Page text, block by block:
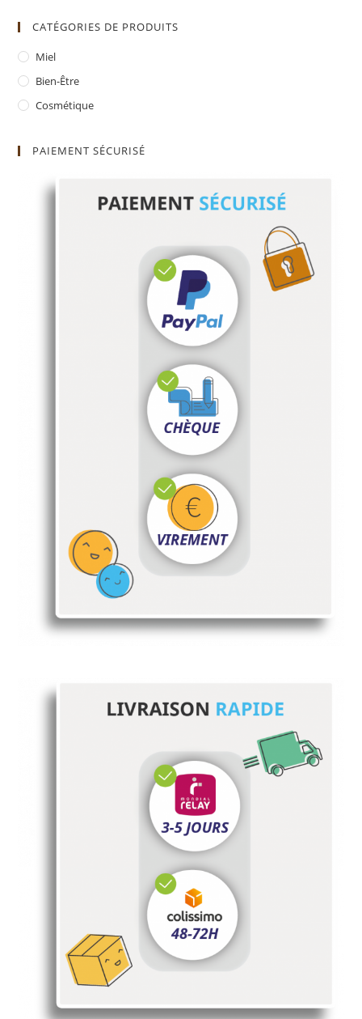
CATÉGORIES DE PRODUITS
Miel
Bien-Être
Cosmétique
PAIEMENT SÉCURISÉ